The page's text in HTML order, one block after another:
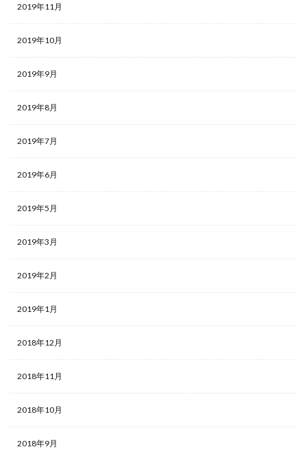
2019年11月
2019年10月
2019年9月
2019年8月
2019年7月
2019年6月
2019年5月
2019年3月
2019年2月
2019年1月
2018年12月
2018年11月
2018年10月
2018年9月